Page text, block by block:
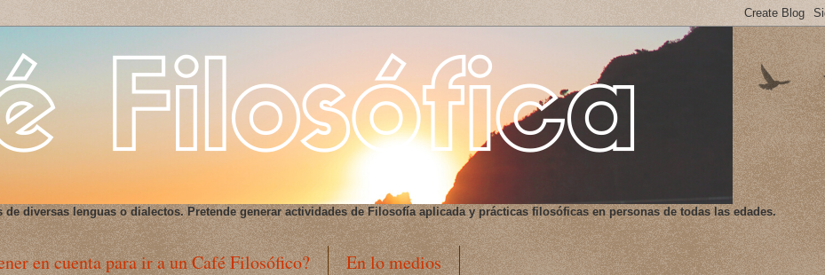
de diversas lenguas o dialectos. Pretende generar actividades de Filosofía aplicada y prácticas filosóficas en personas de todas las edades.
en cuenta para ir a un Café Filosófico? En lo medios